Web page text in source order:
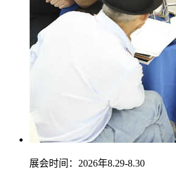
展会时间：2026年8.29-8.30